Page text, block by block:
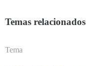
Temas relacionados
Tema